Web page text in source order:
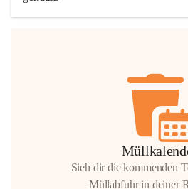
Sieh dir die kommenden
Müllabfuhr in deiner